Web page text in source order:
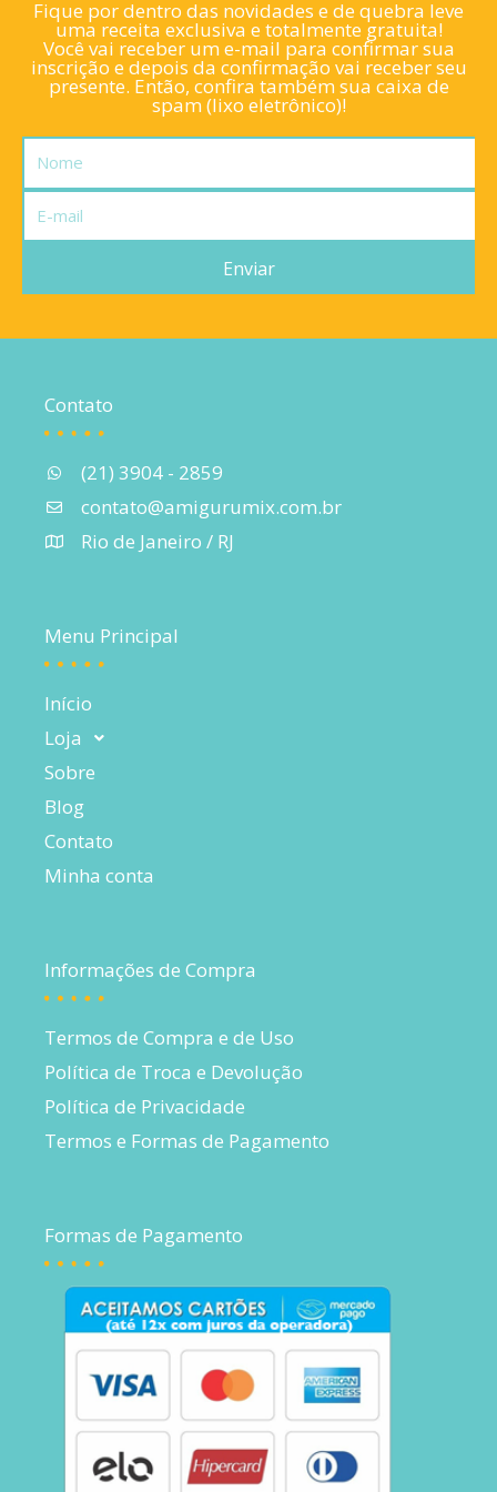
Fique por dentro das novidades e de quebra leve
uma receita exclusiva e totalmente gratuita!
Você vai receber um e-mail para confirmar sua
inscrição e depois da confirmação vai receber seu
presente. Então, confira também sua caixa de
spam (lixo eletrônico)!
Nome
mail
Enviar
Contato
(21) 3904 - 2859
contato@amigurumix.com.br
Rio de Janeiro / RJ
Menu Principal
Início
Loja
Sobre
Blog
Contato
Minha conta
Informações de Compra
Termos de Compra e de Uso
Política de Troca e Devolução
Política de Privacidade
Termos e Formas de Pagamento
Formas de Pagamento